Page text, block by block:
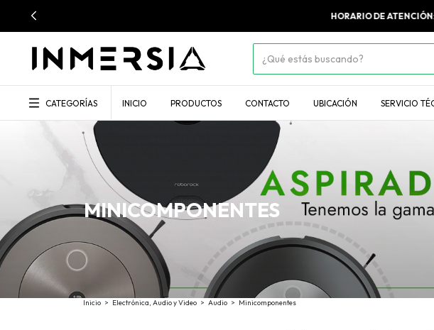
HORARIO DE
CATEGORÍAS INICIO PRODUCTOS CONTACTO UBICACIÓN SERVICIO
MINICOMPONENTES
Inicio > Electrónica, Audio y Video > Audio > Minicomponentes